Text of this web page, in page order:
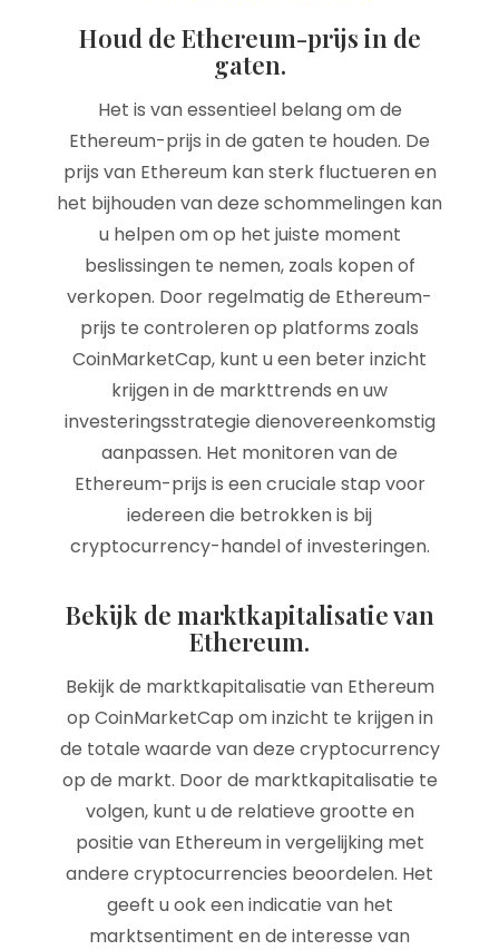
Houd de Ethereum-prijs in de
gaten.
Het is van essentieel belang om de
Ethereum-prijs in de gaten te houden. De
prijs van Ethereum kan sterk fluctueren en
het bijhouden van deze schommelingen kan
u helpen om op het juiste moment
beslissingen te nemen, zoals kopen of
verkopen. Door regelmatig de Ethereum-
prijs te controleren op platforms zoals
CoinMarketCap, kunt u een beter inzicht
krijgen in de markttrends en uw
investeringsstrategie dienovereenkomstig
aanpassen. Het monitoren van de
Ethereum-prijs is een cruciale stap voor
iedereen die betrokken is bij
cryptocurrency-handel of investeringen.
Bekijk de marktkapitalisatie van
Ethereum.
Bekijk de marktkapitalisatie van Ethereum
op CoinMarketCap om inzicht te krijgen in
de totale waarde van deze cryptocurrency
op de markt. Door de marktkapitalisatie te
volgen, kunt u de relatieve grootte en
positie van Ethereum in vergelijking met
andere cryptocurrencies beoordelen. Het
geeft u ook een indicatie van het
marktsentiment en de interesse van